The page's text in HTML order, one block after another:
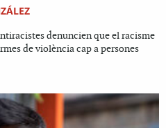
denuncien que el racisme
de violència cap a persones